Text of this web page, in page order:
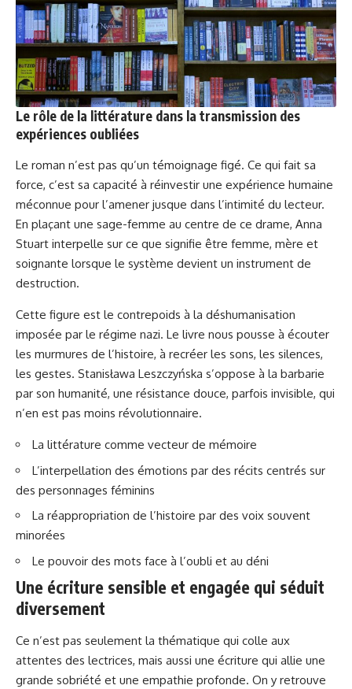
Le rôle de la littérature dans la transmission des
expériences oubliées
Le roman n’est pas qu’un témoignage figé. Ce qui fait sa
force, c’est sa capacité à réinvestir une expérience humaine
méconnue pour l’amener jusque dans l’intimité du lecteur.
En plaçant une sage-femme au centre de ce drame, Anna
Stuart interpelle sur ce que signifie être femme, mère et
soignante lorsque le système devient un instrument de
destruction.
Cette figure est le contrepoids à la déshumanisation
imposée par le régime nazi. Le livre nous pousse à écouter
les murmures de l’histoire, à recréer les sons, les silences,
les gestes. Stanisława Leszczyńska s’oppose à la barbarie
par son humanité, une résistance douce, parfois invisible, qui
n’en est pas moins révolutionnaire.
La littérature comme vecteur de mémoire
L’interpellation des émotions par des récits centrés sur
des personnages féminins
La réappropriation de l’histoire par des voix souvent
minorées
Le pouvoir des mots face à l’oubli et au déni
Une écriture sensible et engagée qui séduit
diversement
Ce n’est pas seulement la thématique qui colle aux
attentes des lectrices, mais aussi une écriture qui allie une
grande sobriété et une empathie profonde. On y retrouve